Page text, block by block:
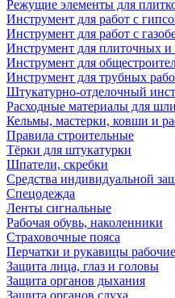
Режущие элементы для
Инструмент для работ с
Инструмент для работ с
Инструмент для плиточных и
Инструмент для
Инструмент для трубных
Штукатурно-отделочный
Расходные материалы для
Кельмы, мастерки, ковши и
Правила строительные
Тёрки для штукатурки
Шпатели, скребки
Средства индивидуальной
Спецодежда
Ленты сигнальные
Рабочая обувь, наколенники
Страховочные пояса
Перчатки и рукавицы рабочие
Защита лица, глаз и головы
Защита органов дыхания
Защита органов слуха